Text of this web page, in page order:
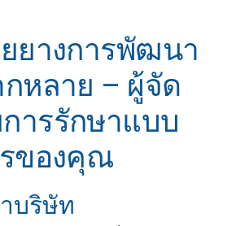
ยางการพัฒนา
หลาย – ผู้จัด
ารรักษาแบบ
ของคุณ
บริษัท